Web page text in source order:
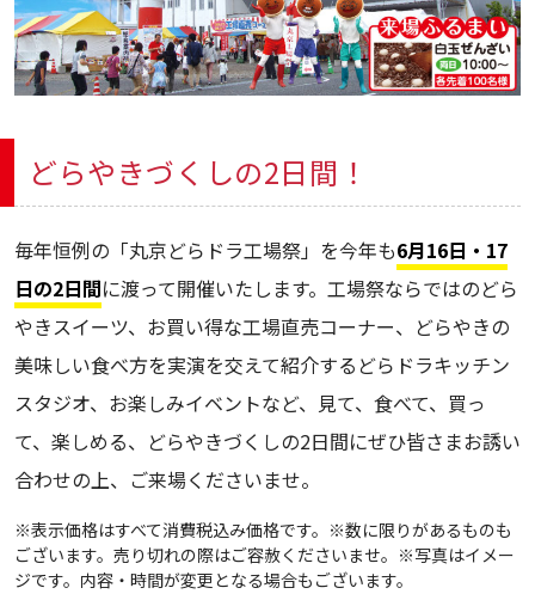
どらやきづくしの2日間！
毎年恒例の「丸京どらドラ工場祭」を今年も6月16日・17
日の2日間に渡って開催いたします。工場祭ならではのどら
やきスイーツ、お買い得な工場直売コーナー、どらやきの
美味しい食べ方を実演を交えて紹介するどらドラキッチン
スタジオ、お楽しみイベントなど、見て、食べて、買っ
て、楽しめる、どらやきづくしの2日間にぜひ皆さまお誘い
合わせの上、ご来場くださいませ。
※表示価格はすべて消費税込み価格です。※数に限りがあるものも
ございます。売り切れの際はご容赦くださいませ。※写真はイメー
ジです。内容・時間が変更となる場合もございます。